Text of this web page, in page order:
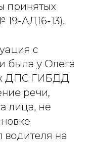
принятых
19-АД16-13).
с
была у Олега
ДПС ГИБДД
речи,
лица, не
водителя на